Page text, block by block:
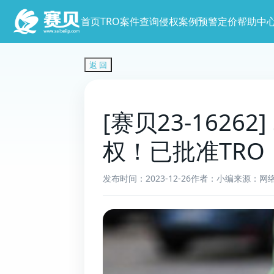
首页TRO案件查询侵权案例预警定价帮助中
返 回
[赛贝23-16262]
权！已批准TRO
发布时间：2023-12-26作者：小编来源：网